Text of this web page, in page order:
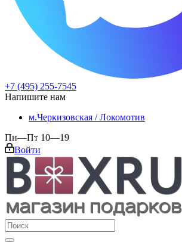
+7 (495) 255-7545
Напишите нам
м.Черкизовская / Локомотив
Пн—Пт 10—19
Войти